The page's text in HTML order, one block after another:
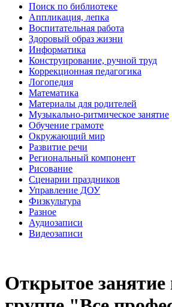
Поиск по библиотеке
Аппликация, лепка
Воспитательная работа
Здоровый образ жизни
Информатика
Конструирование, ручной труд
Коррекционная педагогика
Логопедия
Математика
Материалы для родителей
Музыкально-ритмическое занятие
Обучение грамоте
Окружающий мир
Развитие речи
Региональный компонент
Рисование
Сценарии праздников
Управление ДОУ
Физкультура
Разное
Аудиозаписи
Видеозаписи
Открытое занятие